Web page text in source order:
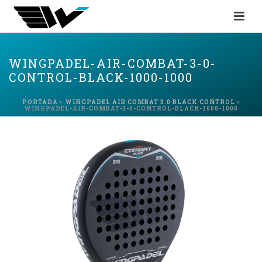
WINGPADEL-AIR-COMBAT-3-0-
CONTROL-BLACK-1000-1000
PORTADA » WINGPADEL AIR COMBAT 3.0 BLACK CONTROL »
WINGPADEL-AIR-COMBAT-3-0-CONTROL-BLACK-1000-1000